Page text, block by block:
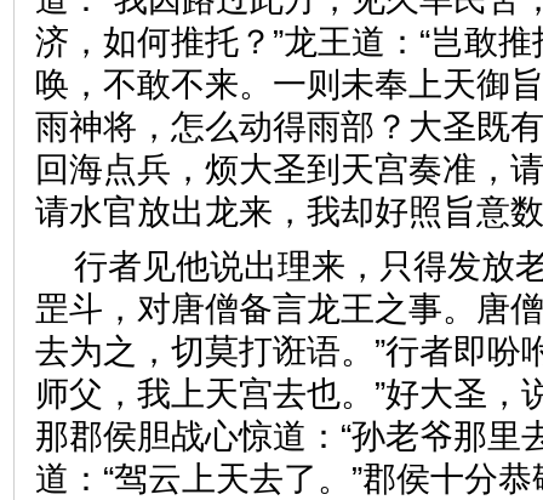
济，如何推托？”龙王道：“岂敢
唤，不敢不来。一则未奉上天御
雨神将，怎么动得雨部？大圣既
回海点兵，烦大圣到天宫奏准，
请水官放出龙来，我却好照旨
行者见他说出理来，只得发放
罡斗，对唐僧备言龙王之事。唐
去为之，切莫打诳语。”行者即吩
师父，我上天宫去也。”好大圣，
那郡侯胆战心惊道：“孙老爷那里
道：“驾云上天去了。”郡侯十分